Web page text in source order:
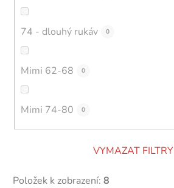
74 - dlouhý rukáv 0
Mimi 62-68 0
Mimi 74-80 0
VYMAZAT FILTRY
Položek k zobrazení: 8